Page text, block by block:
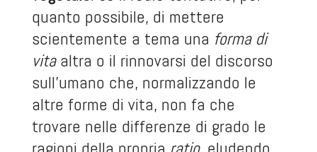
quanto possibile, di mettere
scientemente a tema una forma di
vitaaltra o il rinnovarsi del discorso
sull’umano che, normalizzando le
altre forme di vita, non fa che
trovare nelle differenze di grado le